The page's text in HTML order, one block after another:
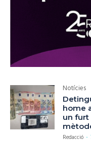
Notícies
home
un furt
Redacció -